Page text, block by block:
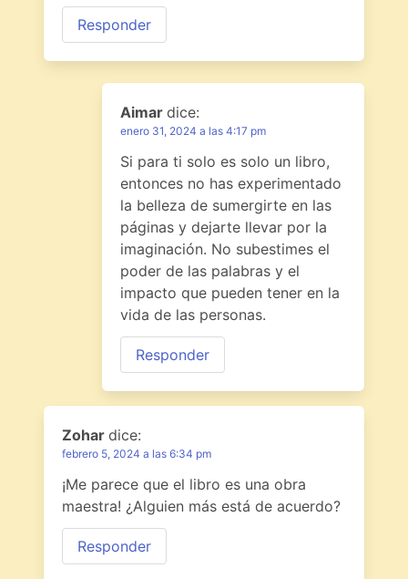
Responder
Aimar dice:
enero 31, 2024 a las 4:17 pm
Si para ti solo es solo un libro,
entonces no has experimentado
la belleza de sumergirte en las
páginas y dejarte llevar por la
imaginación. No subestimes el
poder de las palabras y el
impacto que pueden tener en la
vida de las personas.
Responder
Zohar dice:
febrero 5, 2024 a las 6:34 pm
¡Me parece que el libro es una obra
maestra! ¿Alguien más está de acuerdo?
Responder